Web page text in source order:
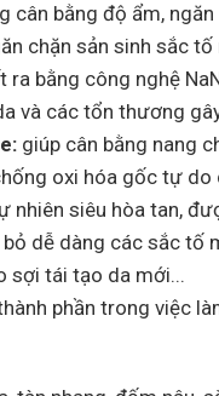
cân bằng độ ẩm,
chặn sản sinh sắc tố
ra bằng công nghệ
và các tổn thương
giúp cân bằng nang
oxi hóa gốc tự do
nhiên siêu hòa tan,
dễ dàng các sắc tố
sợi tái tạo da mới...
phần trong việc